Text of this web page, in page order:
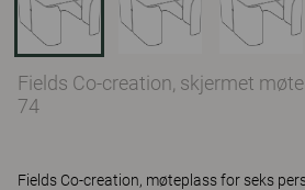
Fields Co-creation, skjermet
74
Fields Co-creation, møteplass for seks